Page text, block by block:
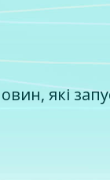
які